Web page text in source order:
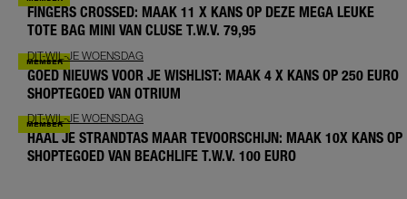
FINGERS CROSSED: MAAK 11 X KANS OP DEZE MEGA LEUKE
TOTE BAG MINI VAN CLUSE T.W.V. 79,95
DIT-WIL-JE WOENSDAG
GOED NIEUWS VOOR JE WISHLIST: MAAK 4 X KANS OP 250 EURO
SHOPTEGOED VAN OTRIUM
DIT-WIL-JE WOENSDAG
HAAL JE STRANDTAS MAAR TEVOORSCHIJN: MAAK 10X KANS OP
SHOPTEGOED VAN BEACHLIFE T.W.V. 100 EURO